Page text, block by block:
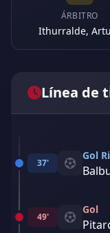
ÁRBITRO
Ithurralde,
Línea de
37'
Gol
49'
Gol